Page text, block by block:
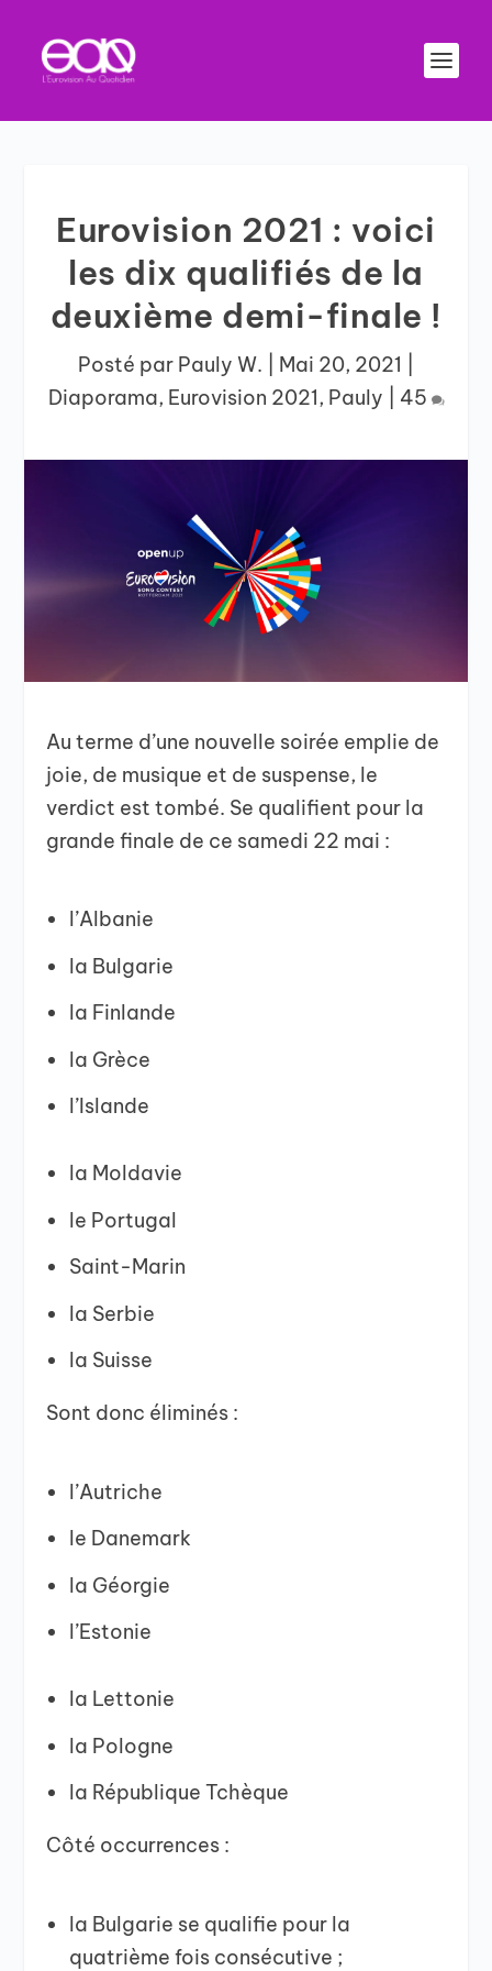
Eurovision 2021 : voici
les dix qualifiés de la
deuxième demi-finale !
Posté par Pauly W. Mai 20, 2021
Diaporama, Eurovision 2021, Pauly 45
Au terme d’une nouvelle soirée emplie de
joie, de musique et de suspense, le
verdict est tombé. Se qualifient pour la
grande finale de ce samedi 22 mai :
l’Albanie
la Bulgarie
la Finlande
la Grèce
l’Islande
la Moldavie
le Portugal
Saint-Marin
la Serbie
la Suisse
Sont donc éliminés :
l’Autriche
le Danemark
la Géorgie
l’Estonie
la Lettonie
la Pologne
la République Tchèque
Côté occurrences :
la Bulgarie se qualifie pour la
quatrième fois consécutive ;